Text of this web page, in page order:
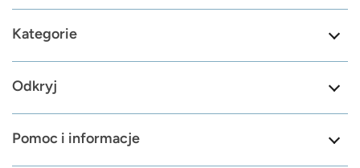
Kategorie
Odkryj
Pomoc i informacje